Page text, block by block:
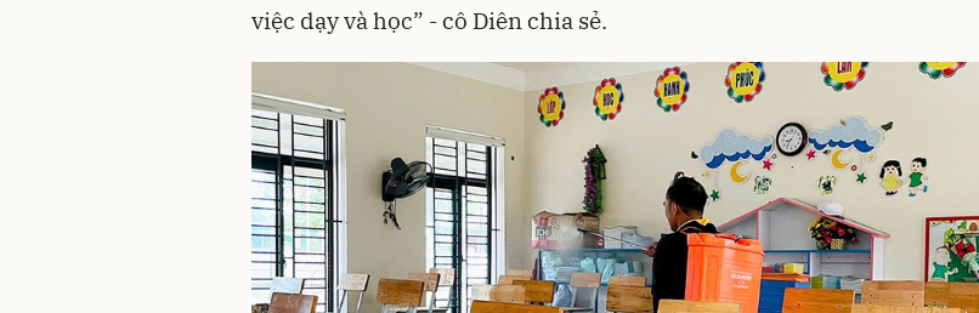
việc dạy và học” - cô Diên chia sẻ.